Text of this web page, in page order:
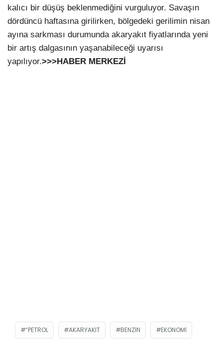
kalıcı bir düşüş beklenmediğini vurguluyor. Savaşın
dördüncü haftasına girilirken, bölgedeki gerilimin nisan
ayına sarkması durumunda akaryakıt fiyatlarında yeni
bir artış dalgasının yaşanabileceği uyarısı
yapılıyor.>>>HABER MERKEZİ
“PETROL AKARYAKIT BENZIN EKONOMI